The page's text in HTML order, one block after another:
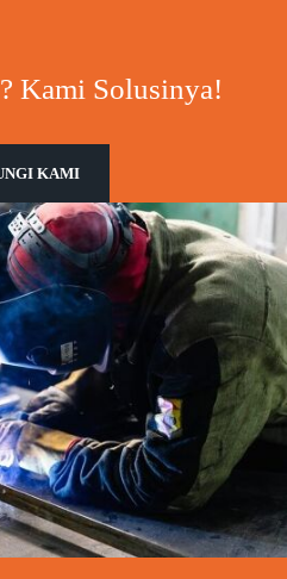
Kami Solusinya!
KAMI